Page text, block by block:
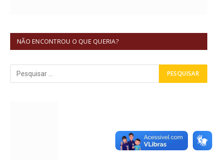
NÃO ENCONTROU O QUE QUERIA?